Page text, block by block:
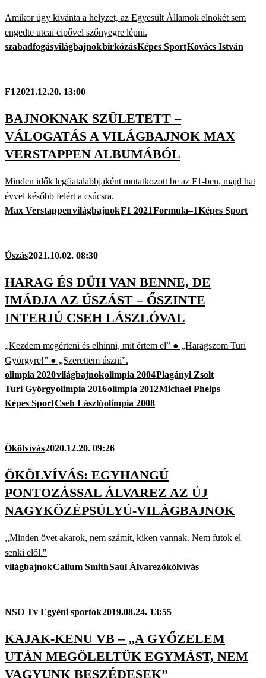
Amikor úgy kívánta a helyzet, az Egyesült Államok elnökét sem
engedte utcai cipővel szőnyegre lépni.
szabadfogásvilágbajnokbirkózásKépes SportKovács István
F12021.12.20. 13:00
BAJNOKNAK SZÜLETETT –
VÁLOGATÁS A VILÁGBAJNOK MAX
VERSTAPPEN ALBUMÁBÓL
Minden idők legfiatalabbjaként mutatkozott be az F1-ben, majd hat
évvel később felért a csúcsra.
Max VerstappenvilágbajnokF1 2021Formula–1Képes Sport
Úszás2021.10.02. 08:30
HARAG ÉS DÜH VAN BENNE, DE
IMÁDJA AZ ÚSZÁST – ŐSZINTE
INTERJÚ CSEH LÁSZLÓVAL
„Kezdem megérteni és elhinni, mit értem el” ● „Haragszom Turi
Györgyre!” ● „Szerettem úszni”.
olimpia 2020világbajnokolimpia 2004Plagányi Zsolt
Turi Györgyolimpia 2016olimpia 2012Michael Phelps
Képes SportCseh Lászlóolimpia 2008
Ökölvívás2020.12.20. 09:26
ÖKÖLVÍVÁS: EGYHANGÚ
PONTOZÁSSAL ÁLVAREZ AZ ÚJ
NAGYKÖZÉPSÚLYÚ-VILÁGBAJNOK
,,Minden övet akarok, nem számít, kiken vannak. Nem futok el
senki elől."
világbajnokCallum SmithSaúl Álvarezökölvívás
NSO Tv Egyéni sportok2019.08.24. 13:55
KAJAK-KENU VB – „A GYŐZELEM
UTÁN MEGÖLELTÜK EGYMÁST, NEM
VAGYUNK BESZÉDESEK”